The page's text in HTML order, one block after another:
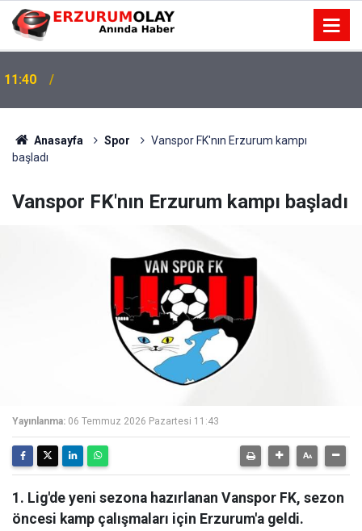
11:40
Anasayfa Spor
Vanspor FK'nın Erzurum kampı
başladı
Vanspor FK'nın Erzurum kampı başladı
Yayınlanma: 06 Temmuz 2026 Pazartesi 11:43
1. Lig'de yeni sezona hazırlanan Vanspor FK, sezon
öncesi kamp çalışmaları için Erzurum'a geldi.